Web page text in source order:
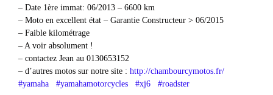
– Date 1ère immat: 06/2013 – 6600 km
– Moto en excellent état – Garantie Constructeur > 06/2015
– Faible kilométrage
– A voir absolument !
– contactez Jean au 0130653152
– d’autres motos sur notre site : http://chambourcymotos.fr/
#yamaha
#yamahamotorcycles #xj6 #roadster